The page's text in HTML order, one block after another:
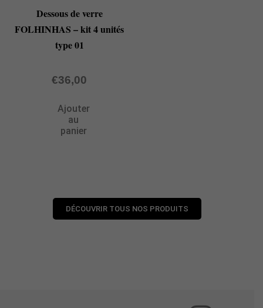
Dessous de verre
FOLHINHAS – kit 4 unités
type 01
€36,00
Ajouter
au
panier
DÉCOUVRIR TOUS NOS PRODUITS